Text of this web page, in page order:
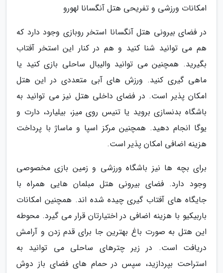
امکانات ورزشی و تفریحی هتل آنگسانا لهورو
در فضای بیرونی هتل آنگسانا استخر روبازی وجود دارد که
هم می توانید شنا کنید و هم در کنار این استخر آفتاب
بگیرید. همچنین می توانید والیبال ساحلی بازی کنید یا
ماهی گیری کنید. ورزش های آبی متعددی در این هتل
امکان پذیر است. در فضای داخلی هتل نیز می توانید به
باشگاه بدنسازی بروید یا تنیس روی میز، بیلیارد، دارت و
یوگا انجام دهید. همچنین مرکز اسپا و ماساژ با پرداخت
هزینه اضافی امکان پذیر است.
برای بچه ها نیز باشگاه ورزشی و زمین بازی مخصوصی
وجود دارد. فضای بیرونی هتل مبلمان هایی همراه با
جایگاه های آفتاب گیری چیده شده اند. همچنین امکانات
باربیکیو با هزینه اضافی در اختیارتان قرار می گیرد. محوطه
این هتل به صورت باغ بهترین جا برای قدم زدن و آرامش
دریافت است. در زیر چترهای ساحلی می توانید به
استراحت بپردازید، سپس در حمام های فضای باز دوش